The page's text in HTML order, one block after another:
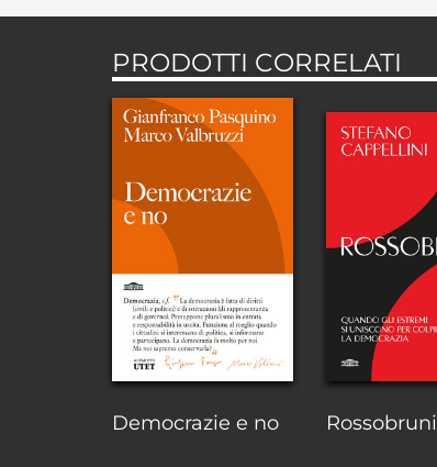
PRODOTTI CORRELATI
Democrazie e no Rossobruni